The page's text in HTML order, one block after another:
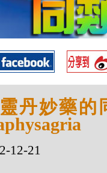
靈丹妙藥
12-21